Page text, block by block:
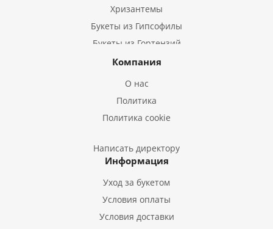
Хризантемы
Букеты из Гипсофилы
Букеты из Гортензий
Букеты из Ирисов
Букеты из Эустом
Букеты из Гладиолусов
Букеты из Тюльпанов
Компания
О нас
Политика
Политика cookie
Написать директору
Информация
Уход за букетом
Условия оплаты
Условия доставки